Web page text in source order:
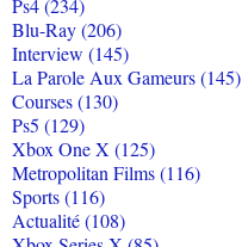
Ps4 (234)
Blu-Ray (206)
Interview (145)
La Parole Aux Gameurs (145)
Courses (130)
Ps5 (129)
Xbox One X (125)
Metropolitan Films (116)
Sports (116)
Actualité (108)